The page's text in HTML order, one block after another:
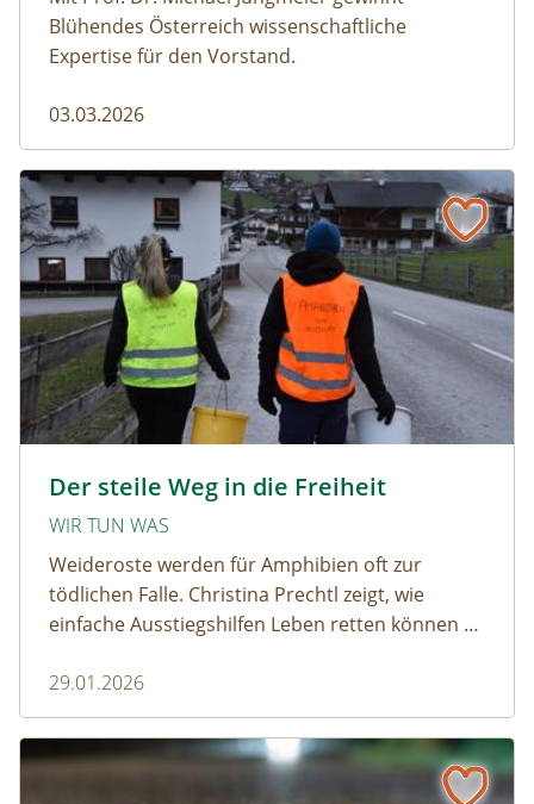
Blühendes Österreich wissenschaftliche
Expertise für den Vorstand.
03.03.2026
Der steile Weg in die Freiheit
WIR TUN WAS
Weideroste werden für Amphibien oft zur
tödlichen Falle. Christina Prechtl zeigt, wie
einfache Ausstiegshilfen Leben retten können –
Aufwand.
29.01.2026
Der steile Weg in die Freiheit
Wenn der Weiderost zur Falle wird